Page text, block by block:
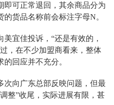
即可正常退回，其余商品分为
货品名称前会标注字母N。
宜佳投诉，“还是有效的，
，在不少加盟商看来，整体
的回应并不充分。
次向广东总部反映问题，但最
整”收尾，实际进展有限，甚